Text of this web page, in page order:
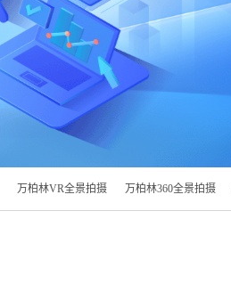
万柏林VR全景拍摄 万柏林360全景拍摄